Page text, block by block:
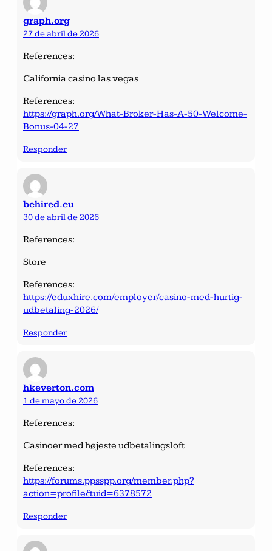
graph.org
27 de abril de 2026
References:
California casino las vegas
References:
https://graph.org/What-Broker-Has-A-50-Welcome-
Bonus-04-27
Responder
behired.eu
30 de abril de 2026
References:
Store
References:
https://eduxhire.com/employer/casino-med-hurtig-
udbetaling-2026/
Responder
hkeverton.com
1 de mayo de 2026
References:
Casinoer med højeste udbetalingsloft
References:
https://forums.ppsspp.org/member.php?
action=profile&uid=6378572
Responder